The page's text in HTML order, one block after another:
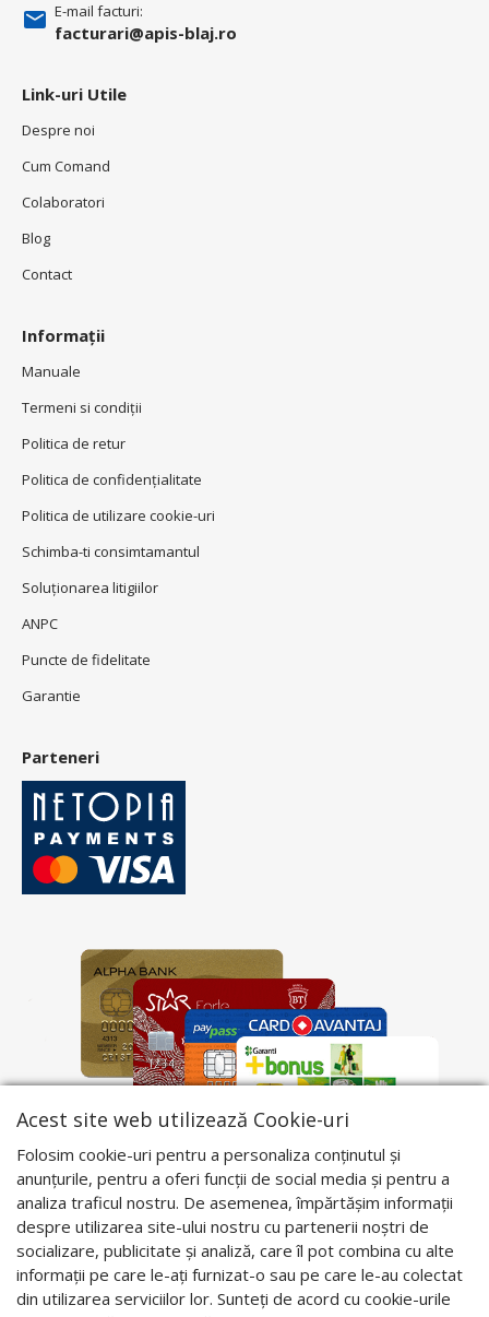
E-mail facturi:
facturari@apis-blaj.ro
Link-uri Utile
Despre noi
Cum Comand
Colaboratori
Blog
Contact
Informații
Manuale
Termeni si condiţii
Politica de retur
Politica de confidenţialitate
Politica de utilizare cookie-uri
Schimba-ti consimtamantul
Soluționarea litigiilor
ANPC
Puncte de fidelitate
Garantie
Parteneri
Acest site web utilizează Cookie-uri
Folosim cookie-uri pentru a personaliza conținutul și
anunțurile, pentru a oferi funcții de social media și pentru a
analiza traficul nostru. De asemenea, împărtășim informații
despre utilizarea site-ului nostru cu partenerii noștri de
socializare, publicitate și analiză, care îl pot combina cu alte
informații pe care le-ați furnizat-o sau pe care le-au colectat
din utilizarea serviciilor lor. Sunteți de acord cu cookie-urile